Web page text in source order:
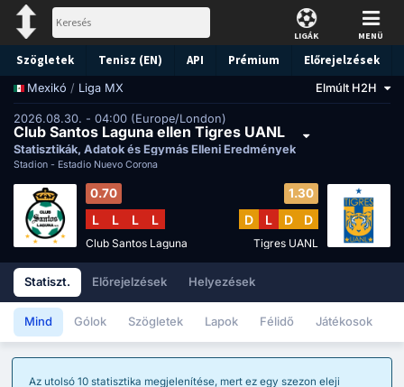
LIGÁK MENÜ
Szögletek Tenisz (EN) API Prémium Előrejelzések
Mexikó / Liga MX Elmúlt H2H
2026.08.30. - 04:00 (Europe/London)
Club Santos Laguna ellen Tigres UANL
Statisztikák, Adatok és Egymás Elleni Eredmények
Stadion - Estadio Nuevo Corona
0.70
L L L L
Club Santos Laguna
1.30
D L D D
Tigres UANL
Statiszt. Előrejelzések Helyezések
Mind Gólok Szögletek Lapok Félidő Játékosok
Az utolsó 10 statisztika megjelenítése, mert ez egy szezon eleji